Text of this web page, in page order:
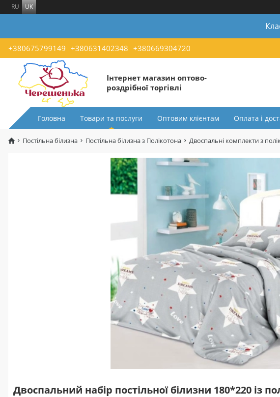
RU UK
+380675799149 +380631402348 +380669304720
Інтернет магазин оптово-
роздрібної торгівлі
Головна Товари та послуги Оптовим клієнтам Оплата і
Постільна білизна Постільна білизна з Полікотона Двоспальні комплекти з
Двоспальний набір постільної білизни 180*220 із